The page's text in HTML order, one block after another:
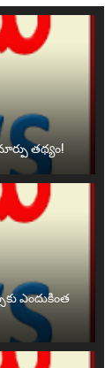
తథ్యం!
ఎందుకింత